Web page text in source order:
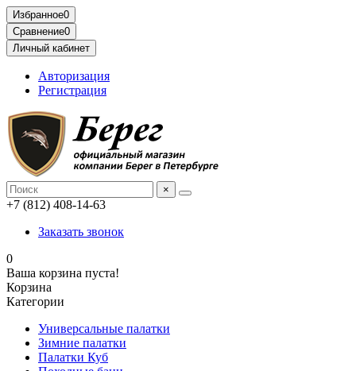
Избранное0
Сравнение0
Личный кабинет
Авторизация
Регистрация
×
+7 (812) 408-14-63
Заказать звонок
0
Ваша корзина пуста!
Корзина
Категории
Универсальные палатки
Зимние палатки
Палатки Куб